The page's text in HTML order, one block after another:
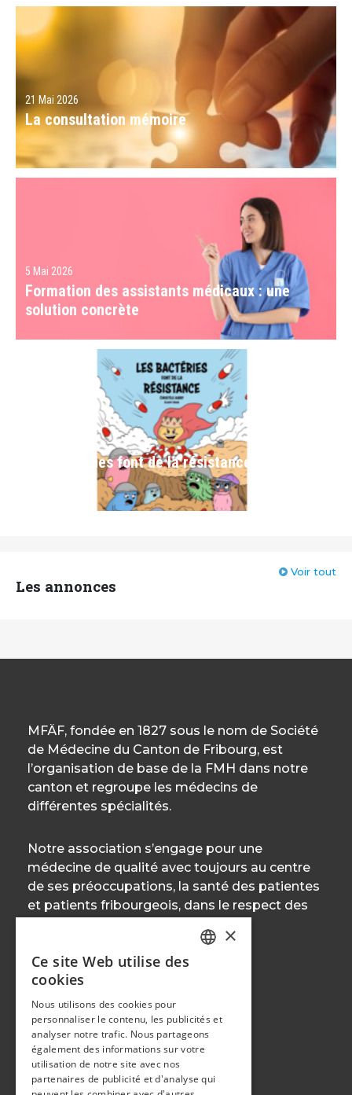
21 Mai 2026
La consultation mémoire
5 Mai 2026
Formation des assistants médicaux : une
solution concrète
Les bactéries font de la résistance
Les annonces
Voir tout
MFÄF, fondée en 1827 sous le nom de Société
de Médecine du Canton de Fribourg, est
l’organisation de base de la FMH dans notre
canton et regroupe les médecins de
différentes spécialités.
Notre association s’engage pour une
médecine de qualité avec toujours au centre
de ses préoccupations, la santé des patientes
et patients fribourgeois, dans le respect des
Tel. 0041 26 350 33 00
secretariat@mfaf.ch
www.mfaf.ch
×
Ce site Web utilise des
cookies
Nous utilisons des cookies pour
personnaliser le contenu, les publicités et
analyser notre trafic. Nous partageons
également des informations sur votre
utilisation de notre site avec nos
partenaires de publicité et d'analyse qui